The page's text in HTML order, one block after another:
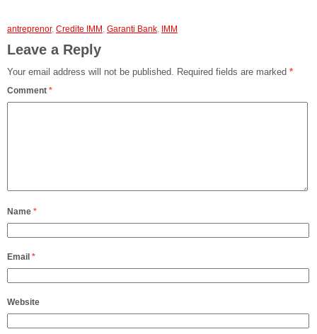
antreprenor, Credite IMM , Garanti Bank, IMM
Leave a Reply
Your email address will not be published. Required fields are marked *
Comment *
Name *
Email *
Website